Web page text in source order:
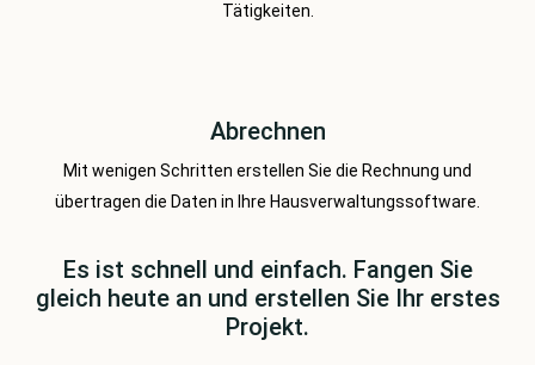
Tätigkeiten.
Abrechnen
Mit wenigen Schritten erstellen Sie die Rechnung und
übertragen die Daten in Ihre Hausverwaltungssoftware.
Es ist schnell und einfach. Fangen Sie
gleich heute an und erstellen Sie Ihr erstes
Projekt.